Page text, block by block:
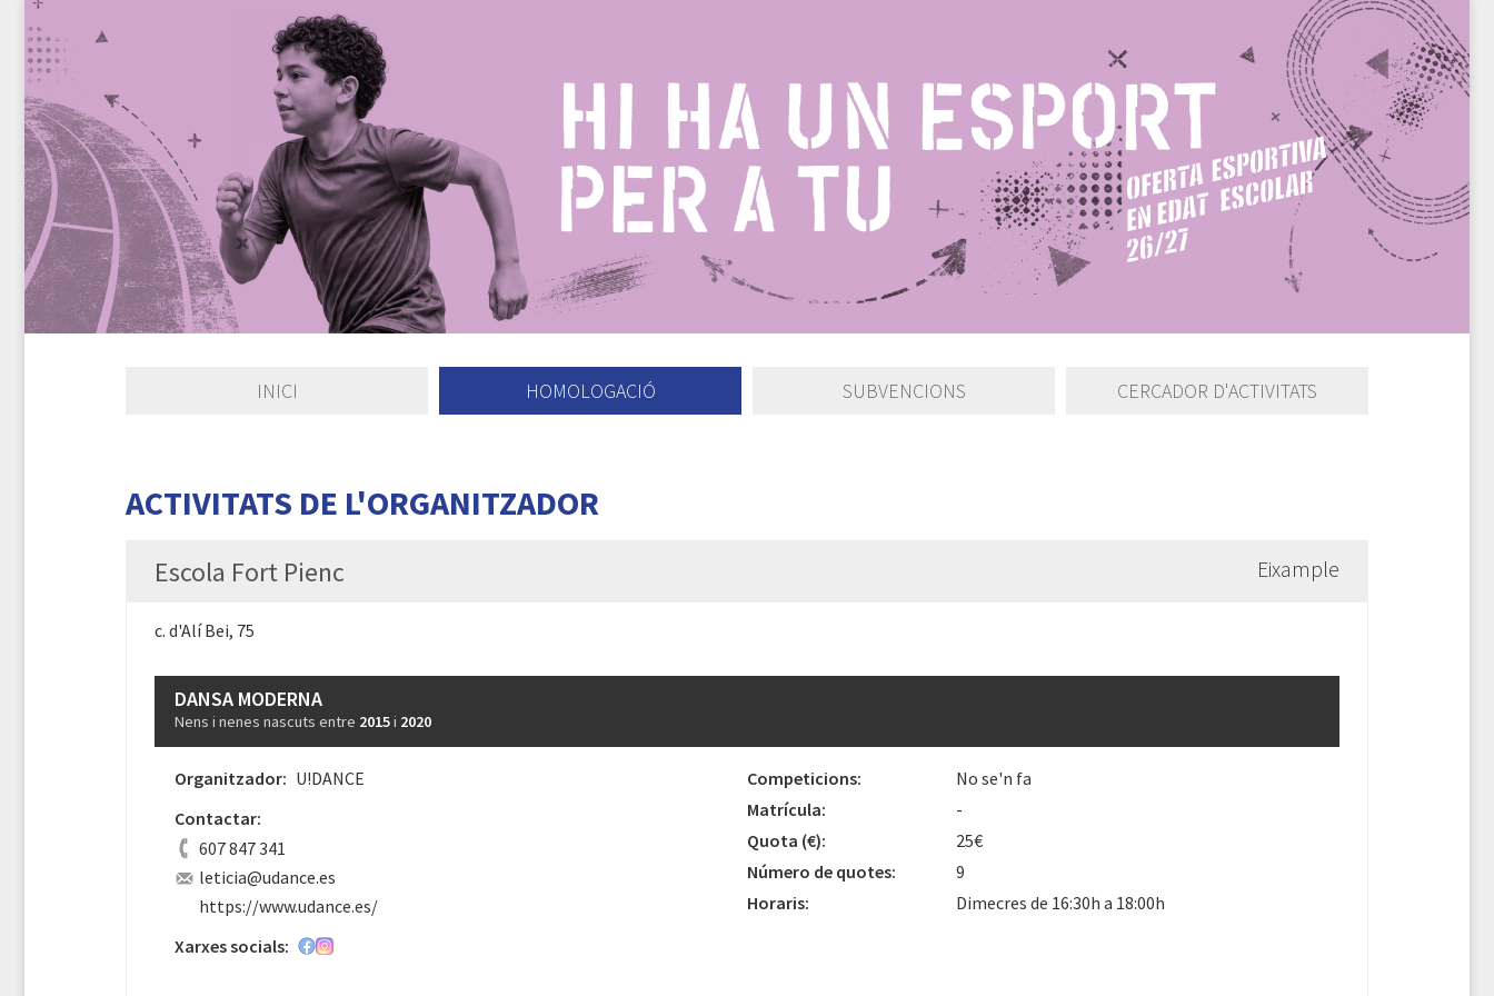
INICI HOMOLOGACIÓ SUBVENCIONS CERCADOR D'ACTIVITATS
ACTIVITATS DE L'ORGANITZADOR
Escola Fort Pienc Eixample
c. d'Alí Bei, 75
DANSA MODERNA
Nens i nenes nascuts entre 2015i 2020
Organitzador: U!DANCE
Contactar:
607 847 341
leticia@udance.es
https://www.udance.es/
Xarxes socials:
Competicions:
No se'n fa
Matrícula:
-
Quota (€):
25€
Número de quotes:
9
Horaris:
Dimecres de 16:30h a 18:00h